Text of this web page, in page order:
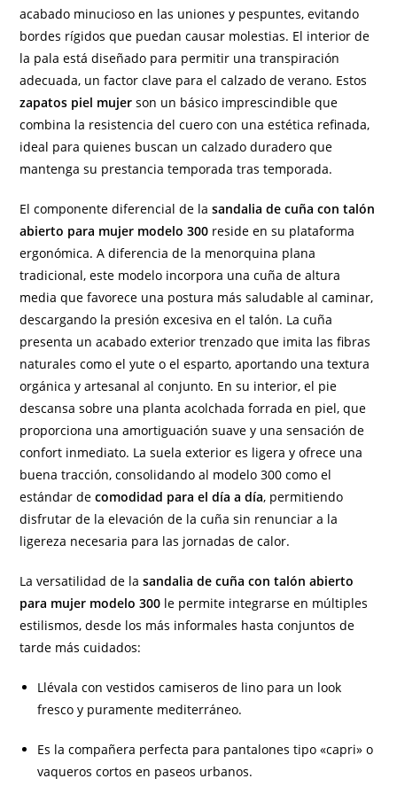
acabado minucioso en las uniones y pespuntes, evitando
bordes rígidos que puedan causar molestias. El interior de
la pala está diseñado para permitir una transpiración
adecuada, un factor clave para el calzado de verano. Estos
zapatos piel mujer son un básico imprescindible que
combina la resistencia del cuero con una estética refinada,
ideal para quienes buscan un calzado duradero que
mantenga su prestancia temporada tras temporada.
El componente diferencial de lasandalia de cuña con talón
abierto para mujer modelo 300 reside en su plataforma
ergonómica. A diferencia de la menorquina plana
tradicional, este modelo incorpora una cuña de altura
media que favorece una postura más saludable al caminar,
descargando la presión excesiva en el talón. La cuña
presenta un acabado exterior trenzado que imita las fibras
naturales como el yute o el esparto, aportando una textura
orgánica y artesanal al conjunto. En su interior, el pie
descansa sobre una planta acolchada forrada en piel, que
proporciona una amortiguación suave y una sensación de
confort inmediato. La suela exterior es ligera y ofrece una
buena tracción, consolidando al modelo 300 como el
estándar decomodidad para el día a día, permitiendo
disfrutar de la elevación de la cuña sin renunciar a la
ligereza necesaria para las jornadas de calor.
La versatilidad de lasandalia de cuña con talón abierto
para mujer modelo 300 le permite integrarse en múltiples
estilismos, desde los más informales hasta conjuntos de
tarde más cuidados:
Llévala con vestidos camiseros de lino para un look
fresco y puramente mediterráneo.
Es la compañera perfecta para pantalones tipo «capri» o
vaqueros cortos en paseos urbanos.